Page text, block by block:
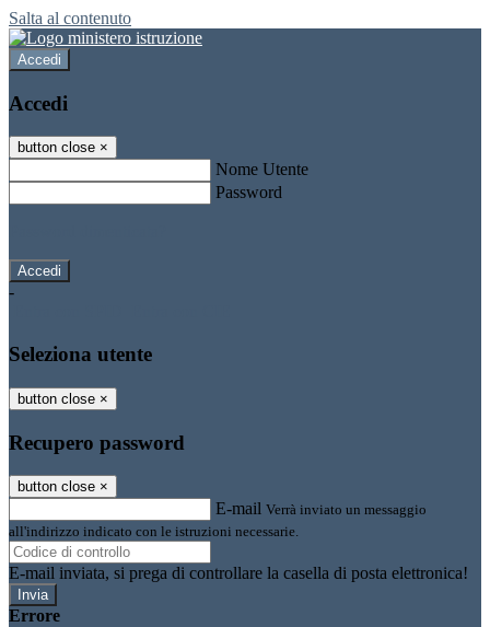
Salta al contenuto
Accedi
Accedi
button close ×
Nome Utente
Password
-
Seleziona utente
button close ×
Recupero password
button close ×
E-mail Verrà inviato un messaggio
all'indirizzo indicato con le istruzioni necessarie.
E-mail inviata, si prega di controllare la casella di posta elettronica!
Errore